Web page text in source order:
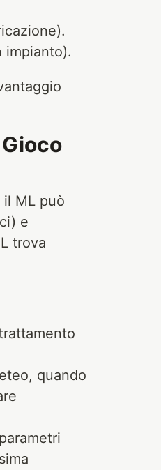
impianto).
il ML può
e
trova
quando